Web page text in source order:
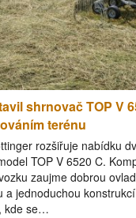
shrnovač TOP V
terénu
rozšiřuje nabídku
TOP V 6520 C.
zaujme dobrou
a jednoduchou
kde se…